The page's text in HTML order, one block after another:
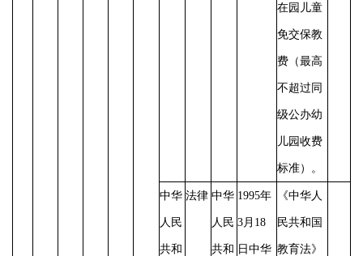
在园儿童
免交保教
费（最高
不超过同
级公办幼
儿园收费
标准）。
中华
人民
共和
法律 中华
人民
共和
1995年
3月18
日中华
《中华人
民共和国
教育法》